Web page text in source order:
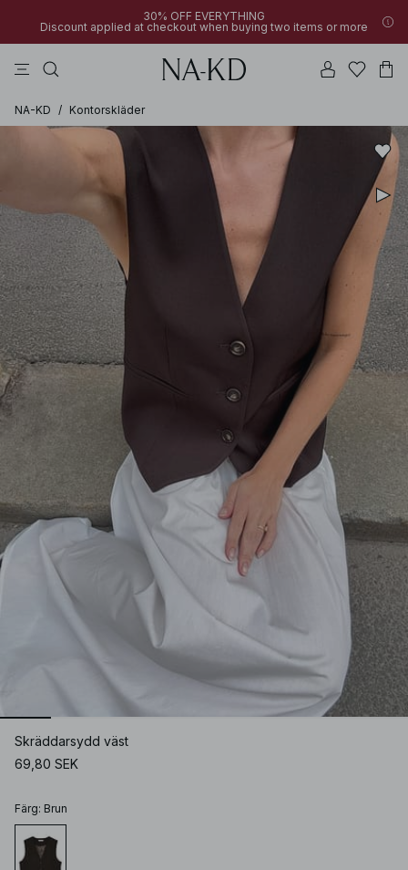
30% OFF EVERYTHING
Discount applied at checkout when buying two items or more
NA-KD / Kontorskläder
Skräddarsydd väst
69,80 SEK
Färg: Brun